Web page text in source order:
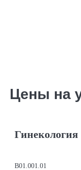
Цены на
Гинекология
В01.001.01